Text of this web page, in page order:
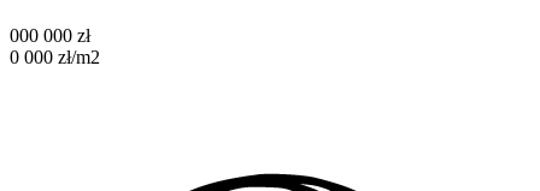
000 000 zł
0 000 zł/m2